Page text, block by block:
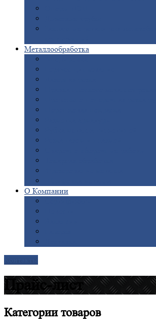
Металлообработка
О Компании
Прайс-лист
Категориитоваров